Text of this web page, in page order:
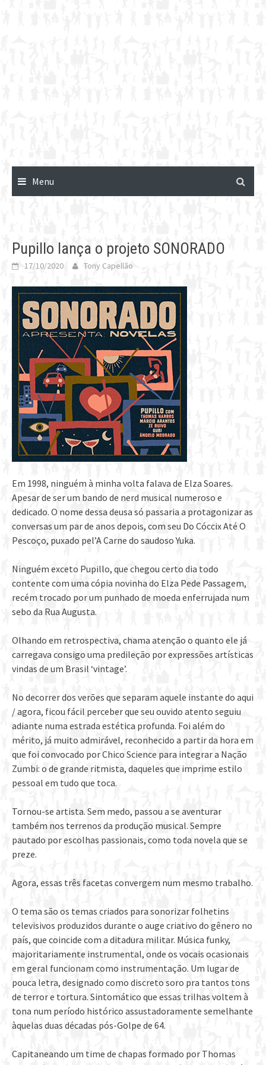
Menu
Pupillo lança o projeto SONORADO
17/10/2020 Tony Capellão
Em 1998, ninguém à minha volta falava de Elza Soares.
Apesar de ser um bando de nerd musical numeroso e
dedicado. O nome dessa deusa só passaria a protagonizar as
conversas um par de anos depois, com seu Do Cóccix Até O
Pescoço, puxado pel’A Carne do saudoso Yuka.
Ninguém exceto Pupillo, que chegou certo dia todo
contente com uma cópia novinha do Elza Pede Passagem,
recém trocado por um punhado de moeda enferrujada num
sebo da Rua Augusta.
Olhando em retrospectiva, chama atenção o quanto ele já
carregava consigo uma predileção por expressões artísticas
vindas de um Brasil ‘vintage’.
No decorrer dos verões que separam aquele instante do aqui
/ agora, ficou fácil perceber que seu ouvido atento seguiu
adiante numa estrada estética profunda. Foi além do
mérito, já muito admirável, reconhecido a partir da hora em
que foi convocado por Chico Science para integrar a Nação
Zumbi: o de grande ritmista, daqueles que imprime estilo
pessoal em tudo que toca.
Tornou-se artista. Sem medo, passou a se aventurar
também nos terrenos da produção musical. Sempre
pautado por escolhas passionais, como toda novela que se
preze.
Agora, essas três facetas convergem num mesmo trabalho.
O tema são os temas criados para sonorizar folhetins
televisivos produzidos durante o auge criativo do gênero no
país, que coincide com a ditadura militar. Música funky,
majoritariamente instrumental, onde os vocais ocasionais
em geral funcionam como instrumentação. Um lugar de
pouca letra, designado como discreto soro pra tantos tons
de terror e tortura. Sintomático que essas trilhas voltem à
tona num período histórico assustadoramente semelhante
àquelas duas décadas pós-Golpe de 64.
Capitaneando um time de chapas formado por Thomas